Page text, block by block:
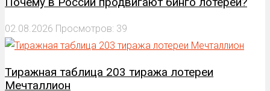
02.08.2026 Просмотров: 39
Тиражная таблица 203 тиража лотереи
Мечталлион